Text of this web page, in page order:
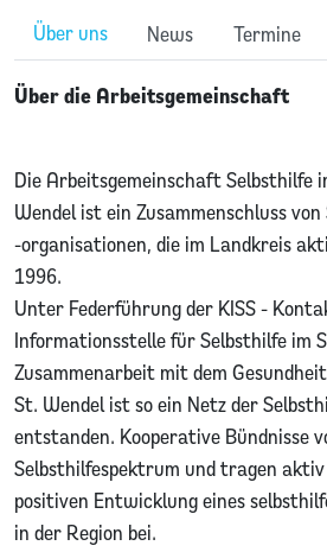
Über uns News Termine
Über die Arbeitsgemeinschaft
Die Arbeitsgemeinschaft Selbsthilfe
Wendel ist ein Zusammenschluss
-organisationen, die im Landkreis
1996.
Unter Federführung der KISS -
Informationsstelle für Selbsthilfe im
Zusammenarbeit mit dem
St. Wendel ist so ein Netz der
entstanden. Kooperative Bündnisse
Selbsthilfespektrum und tragen
positiven Entwicklung eines
in der Region bei.